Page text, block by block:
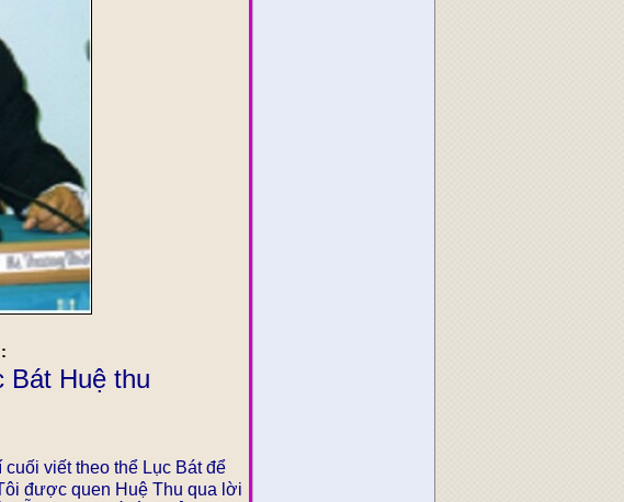
:
Huệ thu
viết theo thể Lục Bát để
được quen Huệ Thu qua lời